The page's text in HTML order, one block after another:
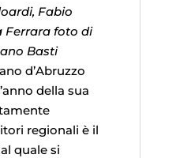
Fabio
Ferrara foto di
Basti
d’Abruzzo
della sua
regionali è il
quale si